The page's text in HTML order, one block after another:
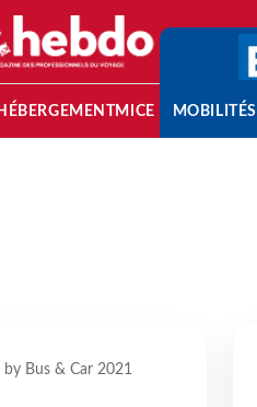
HÉBERGEMENTMICE MOBILITÉS
by Bus & Car 2021